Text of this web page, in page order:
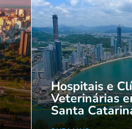
Hospitais e
Veterinárias
Santa